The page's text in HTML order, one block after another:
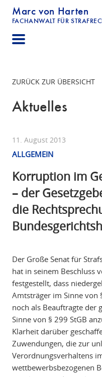
Marc von Harten
FACHANWALT FÜR
STRAFRECHT |
ZURÜCK ZUR ÜBERSICHT
Aktuelles
11. August 2013
ALLGEMEIN
Korruption im
– der
die
Der Große Senat für
hat in seinem Beschluss
festgestellt, dass
Amtsträger im Sinne von
noch als Beauftragte der
Sinne von § 299 StGB
Klarheit darüber
Zuwendungen, die zur
Verordnungsverhaltens
wettbewerbsbezogenen